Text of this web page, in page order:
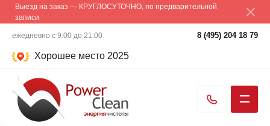
Выезд на заказ — КРУГЛОСУТОЧНО, по предварительной
записи
ежедневно с 9:00 до 21:00 8 (495) 204 18 79
Хорошее место 2025